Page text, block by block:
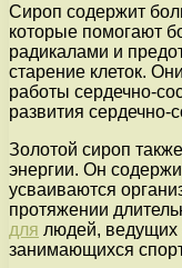
Сироп содержит
которые помогают
радикалами и
старение клеток.
работы сердечно-
развития сердечно-
Золотой сироп
энергии. Он
усваиваются
протяжении
для людей, ведущих
занимающихся